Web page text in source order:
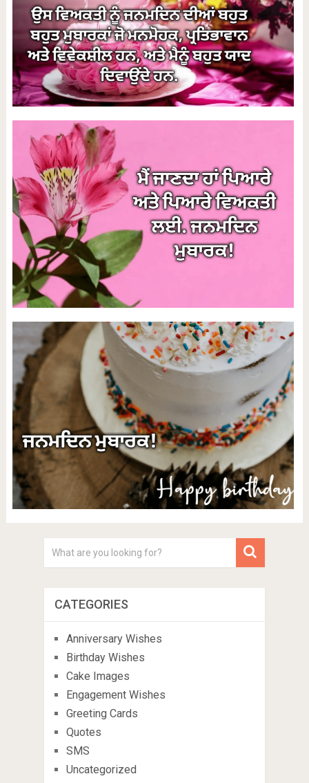
CATEGORIES
Anniversary Wishes
Birthday Wishes
Cake Images
Engagement Wishes
Greeting Cards
Quotes
SMS
Uncategorized